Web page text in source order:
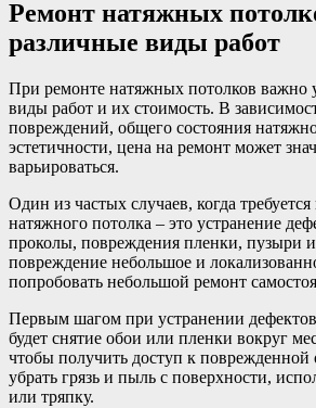
Ремонт натяжных
различные виды работ
При ремонте натяжных потолков важно
виды работ и их стоимость. В
повреждений, общего состояния
эстетичности, цена на ремонт может
варьироваться.
Один из частых случаев, когда
натяжного потолка – это устранение
проколы, повреждения пленки, пузыри
повреждение небольшое и
попробовать небольшой ремонт
Первым шагом при устранении
будет снятие обои или пленки вокруг
чтобы получить доступ к поврежденной
убрать грязь и пыль с поверхности,
или тряпку.